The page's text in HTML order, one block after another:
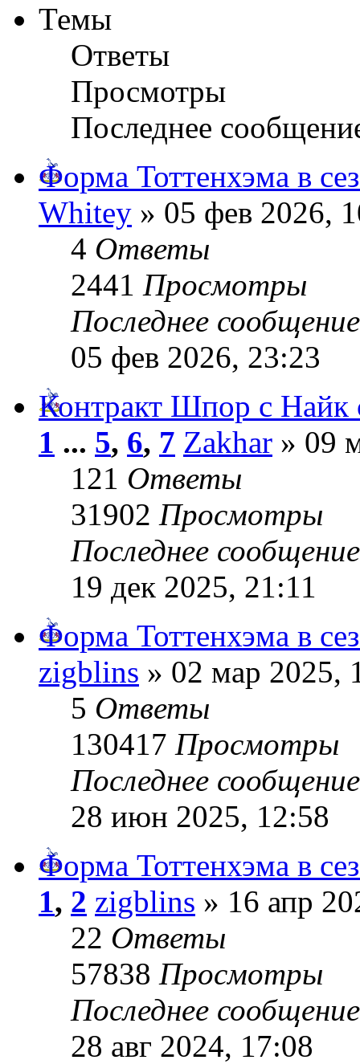
Темы
Ответы
Просмотры
Последнее
Форма Тоттенхэма в
Whitey » 05 фев 2026,
4 Ответы
2441 Просмотры
Последнее
05 фев 2026, 23:23
Контракт Шпор с Найк
1 ... 5, 6, 7 Zakhar » 09
121 Ответы
31902 Просмотры
Последнее
19 дек 2025, 21:11
Форма Тоттенхэма в
zigblins » 02 мар 2025,
5 Ответы
130417 Просмотры
Последнее
28 июн 2025, 12:58
Форма Тоттенхэма в
1, 2 zigblins » 16 апр
22 Ответы
57838 Просмотры
Последнее
28 авг 2024, 17:08